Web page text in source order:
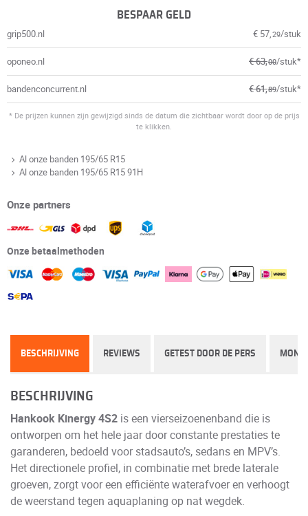
BESPAAR GELD
grip500.nl € 57,29/stuk
oponeo.nl € 63,00/stuk*
bandenconcurrent.nl € 61,89/stuk*
* De prijzen kunnen zijn gewijzigd sinds de datum die zichtbaar wordt door op de prijs
te klikken.
Al onze banden 195/65 R15
Al onze banden 195/65 R15 91H
Onze partners
Onze betaalmethoden
BESCHRIJVING REVIEWS GETEST DOOR DE PERS
BESCHRIJVING
Hankook Kinergy 4S2 is een vierseizoenenband die is
ontworpen om het hele jaar door constante prestaties te
garanderen, bedoeld voor stadsauto’s, sedans en MPV’s.
Het directionele profiel, in combinatie met brede laterale
groeven, zorgt voor een efficiënte waterafvoer en verhoogt
de weerstand tegen aquaplaning op nat wegdek.